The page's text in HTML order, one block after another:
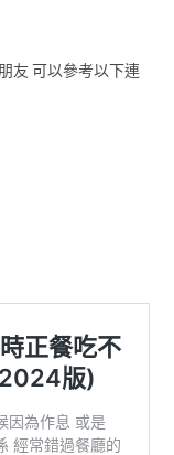
友 可以參考以下連